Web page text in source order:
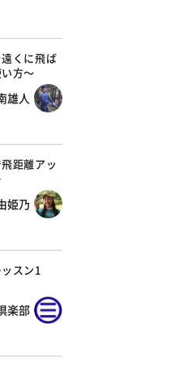
くに飛ば
方～
雄人
距離アッ
姫乃
スン1
楽部